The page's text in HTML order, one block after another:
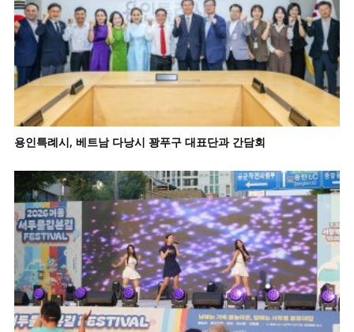
용인특례시, 베트남 다낭시 꽝푸구 대표단과 간담회